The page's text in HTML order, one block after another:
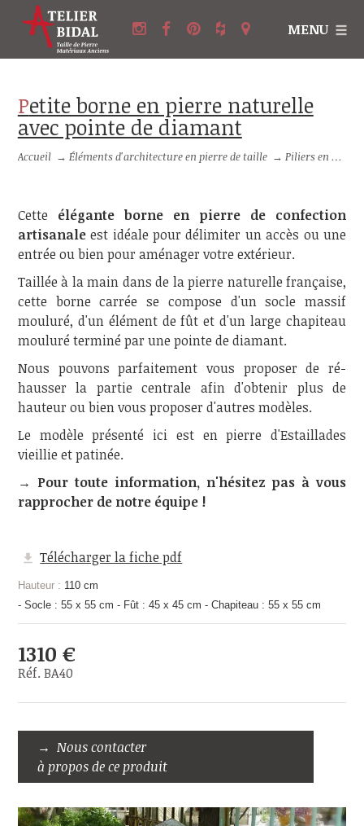
MENU
Petite borne en pierre naturelle
avec pointe de diamant
Accueil → Éléments d'architecture en pierre de taille →Piliers en pierre et Colonnes en pierre
Cette élégante borne en pierre de confection
artisanaleest idéale pour délimiter un accès ou une
entrée ou bien pour aménager votre extérieur.
Taillée à la main dans de la pierre naturelle française,
cette borne carrée se compose d'un socle massif
mouluré, d'un élément de fût et d'un large chapiteau
mouluré terminé par une pointe de diamant.
Nous pouvons parfaitement vous proposer de ré-
hausser la partie centrale afin d'obtenir plus de
hauteur ou bien vous proposer d'autres modèles.
Le modèle présenté ici est en pierre d'Estaillades
vieillie et patinée.
→ Pour toute information, n'hésitez pas à vous
rapprocher de notre équipe !
Télécharger la fiche pdf
Hauteur : 110 cm
- Socle : 55 x 55 cm - Fût : 45 x 45 cm - Chapiteau : 55 x 55 cm
1310 €
Réf. BA40
Nous contacter
à propos de ce produit